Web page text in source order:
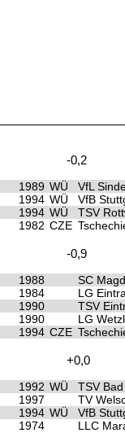
-0,2
1989 WÜ
VfL
1994 WÜ
VfB
1994 WÜ
TSV
1982 CZE
-0,9
1988
SC
1984
LG
1990
TSV
1990
LG
1994 CZE
+0,0
1992 WÜ
TSV
1997
TV
1994 WÜ
VfB
1974 LLC